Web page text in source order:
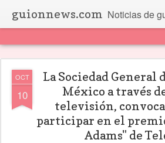
guionnews.com Noticias de guion de
OCT
10
La Sociedad General
México a través
televisión, convoca
participar en el
Adams" de